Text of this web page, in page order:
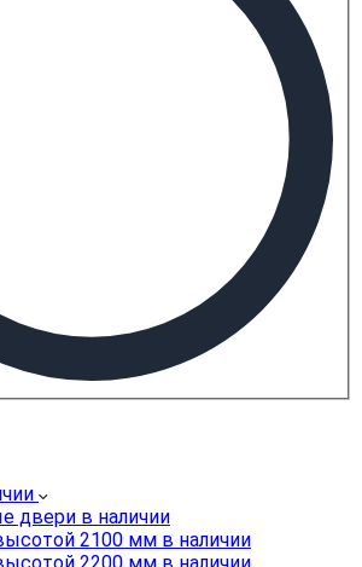
двери в наличии
2100 мм в наличии
2200 мм в наличии